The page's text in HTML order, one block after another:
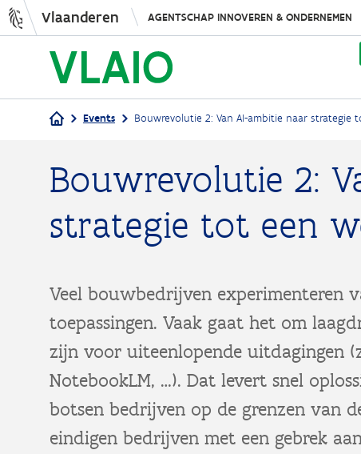
Vlaanderen AGENTSCHAP INNOVEREN & ONDERNEMEN
Kruimelpad
Events Bouwrevolutie 2: Van AI-ambitie naar strategie
Bouwrevolutie 2:
strategie tot een
Veel bouwbedrijven experimenteren
toepassingen. Vaak gaat het om
zijn voor uiteenlopende uitdagingen
NotebookLM, …). Dat levert snel
botsen bedrijven op de grenzen van
eindigen bedrijven met een gebrek